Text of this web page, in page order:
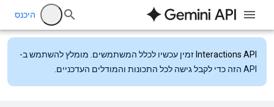
היכנס
Interactions API זמין עכשיו לכלל המשתמשים. מומלץ להשתמש ב-
API הזה כדי לקבל גישה לכל התכונות והמודלים העדכניים.